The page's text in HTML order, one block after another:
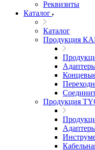
Реквизиты
Каталог
Каталог
Продукция
Продукция